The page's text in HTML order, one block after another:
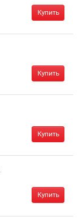
Купить
Купить
Купить
Купить